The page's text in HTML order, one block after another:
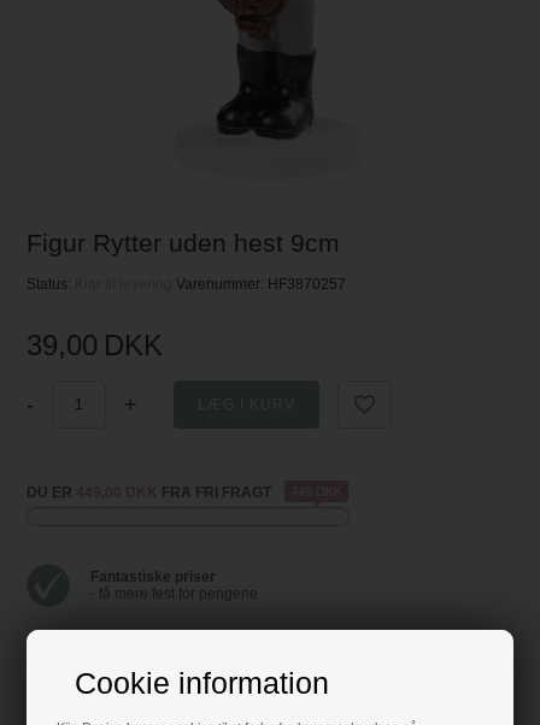
Cookie information
Figur Rytter uden hest 9cm
Status: Klar til leveringVarenummer: HF3870257
39,00 DKK
- +
DU ER FRA FRI FRAGT
Fantastiske priser
- få mere fest for pengene
- alt til fest og dekoration